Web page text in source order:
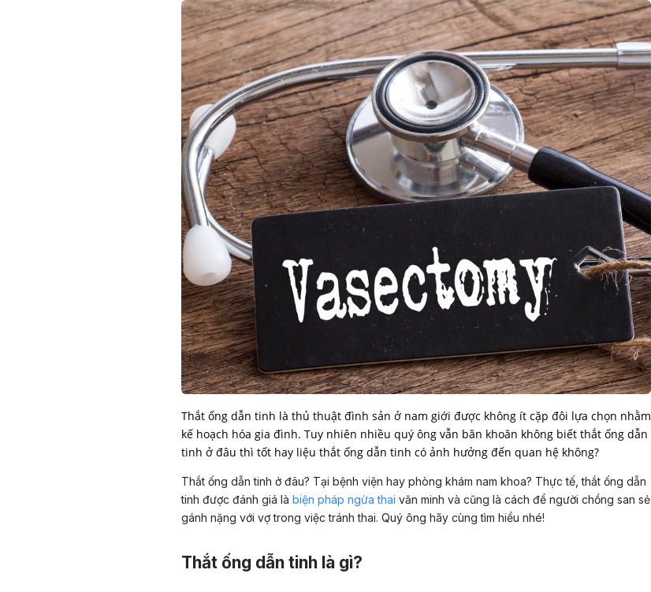
Thắt ống dẫn tinh là thủ thuật đình sản ở nam giới được không ít cặp đôi lựa chọn nhằm
kế hoạch hóa gia đình. Tuy nhiên nhiều quý ông vẫn băn khoăn không biết thắt ống dẫn
tinh ở đâu thì tốt hay liệu thắt ống dẫn tinh có ảnh hưởng đến quan hệ không?
Thắt ống dẫn tinh ở đâu? Tại bệnh viện hay phòng khám nam khoa? Thực tế, thắt ống dẫn
tinh được đánh giá là biện pháp ngừa thai văn minh và cũng là cách để người chồng san sẻ
gánh nặng với vợ trong việc tránh thai. Quý ông hãy cùng tìm hiểu nhé!
Thắt ống dẫn tinh là gì?